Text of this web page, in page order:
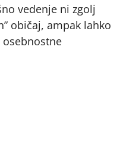
vedenje ni zgolj
običaj, ampak lahko